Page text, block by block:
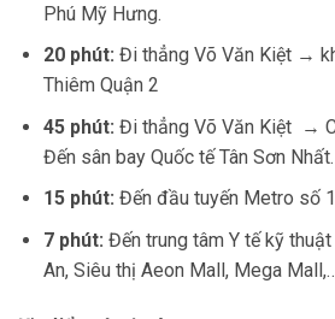
Phú Mỹ Hưng.
20 phút: Đi thẳng Võ Văn Kiệt →
Thiêm Quận 2
45 phút: Đi thẳng Võ Văn Kiệt →
Đến sân bay Quốc tế Tân Sơn Nhất.
15 phút: Đến đầu tuyến Metro số
7 phút: Đến trung tâm Y tế kỹ thuật
An, Siêu thị Aeon Mall, Mega